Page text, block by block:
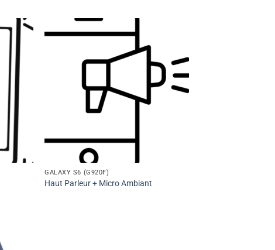
GALAXY S6 (G920F)
Haut Parleur + Micro Ambiant